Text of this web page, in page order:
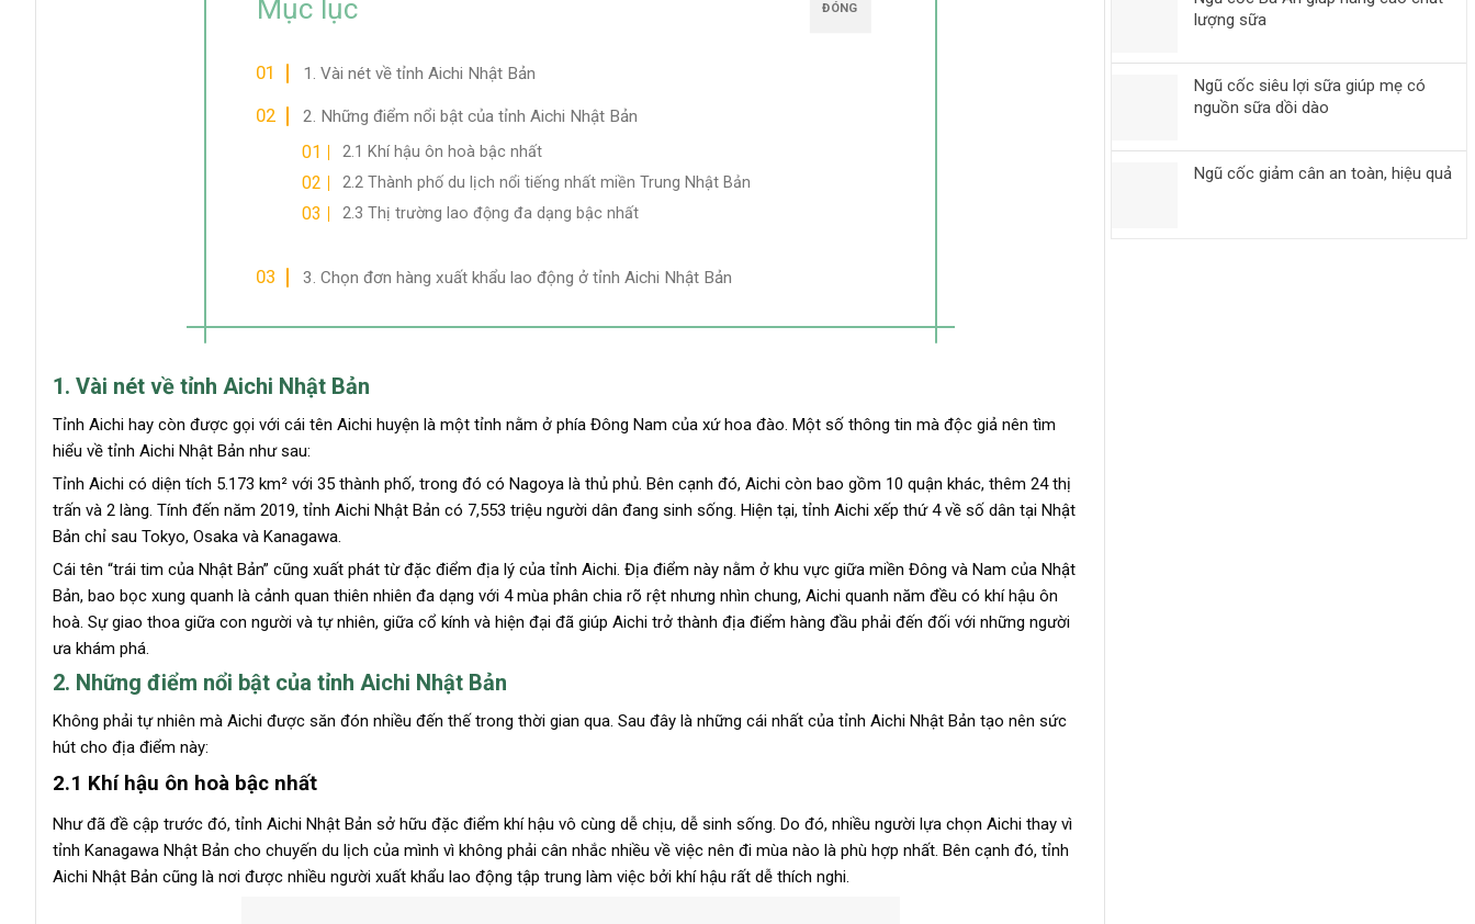
ĐÓNG
Mục lục
1. Vài nét về tỉnh Aichi Nhật Bản
2. Những điểm nổi bật của tỉnh Aichi Nhật Bản
2.1 Khí hậu ôn hoà bậc nhất
2.2 Thành phố du lịch nổi tiếng nhất miền Trung Nhật Bản
2.3 Thị trường lao động đa dạng bậc nhất
3. Chọn đơn hàng xuất khẩu lao động ở tỉnh Aichi Nhật Bản
1. Vài nét về tỉnh Aichi Nhật Bản
Tỉnh Aichi hay còn được gọi với cái tên Aichi huyện là một tỉnh nằm ở phía Đông Nam của xứ hoa đào. Một số thông tin mà độc giả nên tìm
hiểu về tỉnh Aichi Nhật Bản như sau:
Tỉnh Aichi có diện tích 5.173 km² với 35 thành phố, trong đó có Nagoya là thủ phủ. Bên cạnh đó, Aichi còn bao gồm 10 quận khác, thêm 24 thị
trấn và 2 làng. Tính đến năm 2019, tỉnh Aichi Nhật Bản có 7,553 triệu người dân đang sinh sống. Hiện tại, tỉnh Aichi xếp thứ 4 về số dân tại Nhật
Bản chỉ sau Tokyo, Osaka và Kanagawa.
Cái tên “trái tim của Nhật Bản” cũng xuất phát từ đặc điểm địa lý của tỉnh Aichi. Địa điểm này nằm ở khu vực giữa miền Đông và Nam của Nhật
Bản, bao bọc xung quanh là cảnh quan thiên nhiên đa dạng với 4 mùa phân chia rõ rệt nhưng nhìn chung, Aichi quanh năm đều có khí hậu ôn
hoà. Sự giao thoa giữa con người và tự nhiên, giữa cổ kính và hiện đại đã giúp Aichi trở thành địa điểm hàng đầu phải đến đối với những người
ưa khám phá.
2. Những điểm nổi bật của tỉnh Aichi Nhật Bản
Không phải tự nhiên mà Aichi được săn đón nhiều đến thế trong thời gian qua. Sau đây là những cái nhất của tỉnh Aichi Nhật Bản tạo nên sức
hút cho địa điểm này:
2.1 Khí hậu ôn hoà bậc nhất
Như đã đề cập trước đó, tỉnh Aichi Nhật Bản sở hữu đặc điểm khí hậu vô cùng dễ chịu, dễ sinh sống. Do đó, nhiều người lựa chọn Aichi thay vì
tỉnh Kanagawa Nhật Bản cho chuyến du lịch của mình vì không phải cân nhắc nhiều về việc nên đi mùa nào là phù hợp nhất. Bên cạnh đó, tỉnh
Aichi Nhật Bản cũng là nơi được nhiều người xuất khẩu lao động tập trung làm việc bởi khí hậu rất dễ thích nghi.
lượng sữa
Ngũ cốc siêu lợi sữa giúp mẹ có
nguồn sữa dồi dào
Ngũ cốc giảm cân an toàn, hiệu quả